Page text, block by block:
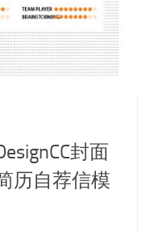
封面
历自荐信模